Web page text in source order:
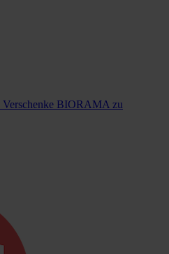
Verschenke BIORAMA zu